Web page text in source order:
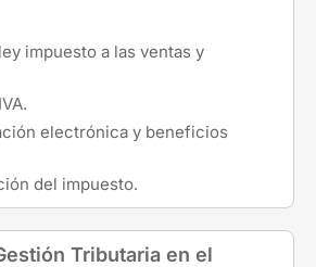
impuesto a las ventas y
electrónica y beneficios
del impuesto.
Tributaria en el